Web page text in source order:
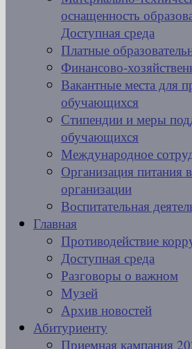
оснащенность
Доступная среда
Платные
Финансово-
Вакантные места для
обучающихся
Стипендии и меры
обучающихся
Международное
Организация питания
организации
Воспитательная
Главная
Противодействие
Доступная среда
Разговоры о важном
Музей
Архив новостей
Абитуриенту
Приемная кампания